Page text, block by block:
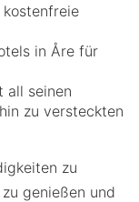
in Åre für
all seinen
zu versteckten
zu
genießen und